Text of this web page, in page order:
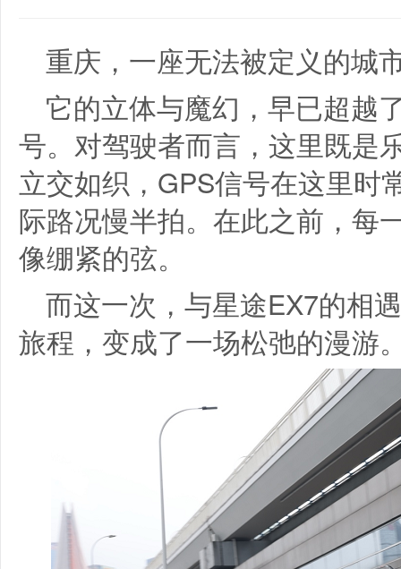
重庆，一座无法被定义的城
它的立体与魔幻，早已超越
号。对驾驶者而言，这里既是
立交如织，GPS信号在这里时
际路况慢半拍。在此之前，每
像绷紧的弦。
而这一次，与星途EX7的相
旅程，变成了一场松弛的漫游